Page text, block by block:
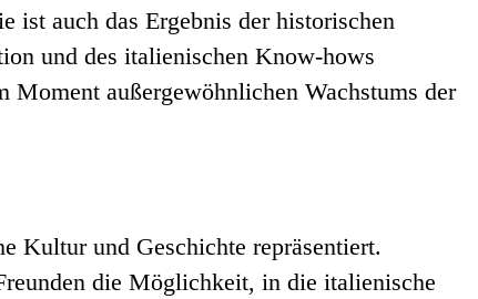
ist auch das Ergebnis der historischen
und des italienischen Know-hows
außergewöhnlichen Wachstums der
Kultur und Geschichte repräsentiert.
die Möglichkeit, in die italienische